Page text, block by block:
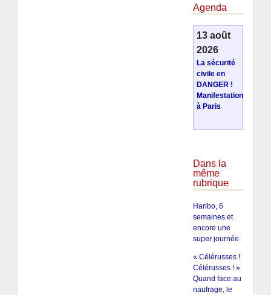
Agenda
13 août
2026
La sécurité
civile en
DANGER !
Manifestation
à Paris
Dans la
même
rubrique
Haribo, 6
semaines et
encore une
super journée
« Célérusses !
Célérusses ! »
Quand face au
naufrage, le